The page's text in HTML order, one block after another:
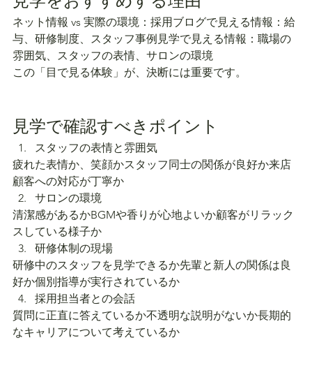
ネット情報 vs 実際の環境：採用ブログで見える情報：給
与、研修制度、スタッフ事例見学で見える情報：職場の
雰囲気、スタッフの表情、サロンの環境
この「目で見る体験」が、決断には重要です。
見学で確認すべきポイント
スタッフの表情と雰囲気
疲れた表情か、笑顔かスタッフ同士の関係が良好か来店
顧客への対応が丁寧か
サロンの環境
清潔感があるかBGMや香りが心地よいか顧客がリラック
スしている様子か
研修体制の現場
研修中のスタッフを見学できるか先輩と新人の関係は良
好か個別指導が実行されているか
採用担当者との会話
質問に正直に答えているか不透明な説明がないか長期的
なキャリアについて考えているか